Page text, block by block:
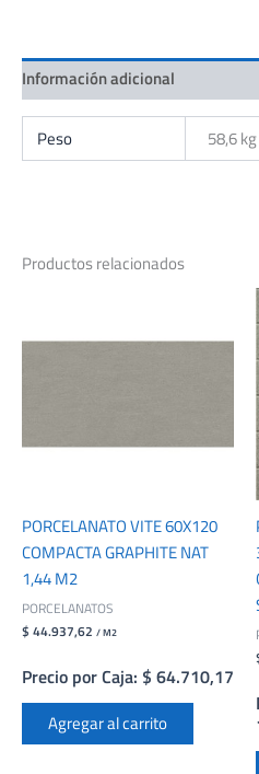
Información adicional
Peso 58,6 kg
Productos relacionados
PORCELANATO VITE 60X120
COMPACTA GRAPHITE NAT
1,44 M2
PORCELANATOS
$ 44.937,62 / M2
Precio por Caja: $ 64.710,17
Agregar al carrito